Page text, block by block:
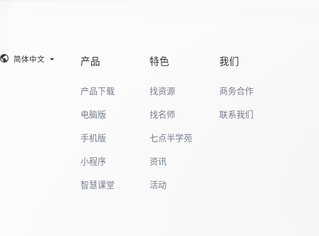
简体中文 产品
产品下载
电脑版
手机版
小程序
智慧课堂
特色
找资源
找名师
七点半学苑
资讯
活动
我们
商务合作
联系我们